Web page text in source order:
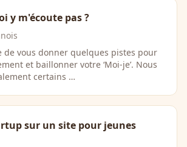
y m'écoute pas ?
de vous donner quelques pistes pour
et baillonner votre ‘Moi-je’. Nous
certains …
sur un site pour jeunes